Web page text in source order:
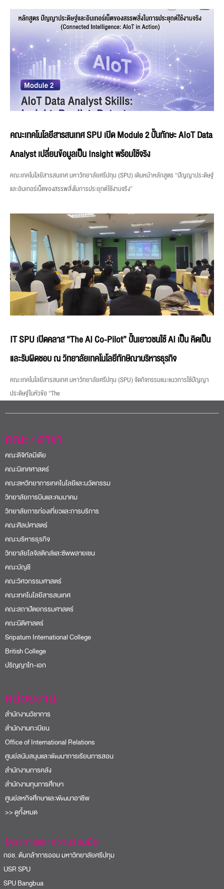
คณะเทคโนโลยีสารสนเทศ SPU เปิด Module 2 ปั้นทักษะ AIoT Data
Analyst เปลี่ยนข้อมูลเป็น Insight พร้อมใช้จริง
คณะเทคโนโลยีสารสนเทศ มหาวิทยาลัยศรีปทุม (SPU) เดินหน้าหลักสูตร “ปัญญาประดิษฐ์
และอินเทอร์เน็ตของสรรพสิ่งในการประยุกต์ใช้งานจริง”
IT SPU เปิดคลาส “The AI Co-Pilot” ปั้นเยาวชนใช้ AI เป็น คิดเป็น
และรับผิดชอบ ณ วิทยาลัยเทคโนโลยีทักษิณาบริหารธุรกิจ
คณะเทคโนโลยีสารสนเทศ มหาวิทยาลัยศรีปทุม (SPU) จัดกิจกรรมแนะแนวการใช้ปัญญา
ประดิษฐ์ในหัวข้อ “The
คณะ / สาขา
คณะดิจิทัลมีเดีย
คณะนิเทศศาสตร์
คณะสหวิทยาการเทคโนโลยีและนวัตกรรม
วิทยาลัยการบินและคมนาคม
วิทยาลัยการท่องเที่ยวและการบริการ
คณะศิลปศาสตร์
คณะบริหารธุรกิจ
วิทยาลัยโลจิสติกส์และซัพพลายเชน
คณะบัญชี
คณะวิศวกรรมศาสตร์
คณะเทคโนโลยีสารสนเทศ
คณะสถาปัตยกรรมศาสตร์
คณะนิติศาสตร์
Sripatum International College
British College
ปริญญาโท-เอก
หน่วยงาน
สำนักงานวิชาการ
สำนักงานทะเบียน
Office of International Relations
ศูนย์สนับสนุนและพัฒนาการเรียนการสอน
สำนักงานการคลัง
สำนักงานทุนการศึกษา
ศูนย์สหกิจศึกษาและพัฒนาอาชีพ
>> ดูทั้งหมด
โครงการและความร่วมมือ
ช. ต้นกล้าการออม มหาวิทยาลัยศรีปทุม
SPU
Bangbua